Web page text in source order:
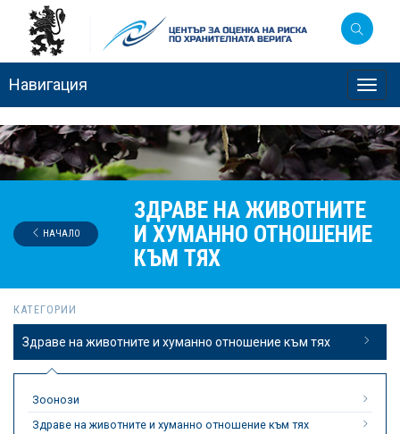
Навигация
ЗДРАВЕ НА ЖИВОТНИТЕ
И ХУМАННО ОТНОШЕНИЕ
КЪМ ТЯХ
НАЧАЛО
КАТЕГОРИИ
Здраве на животните и хуманно отношение към тях
Зоонози
Здраве на животните и хуманно отношение към тях